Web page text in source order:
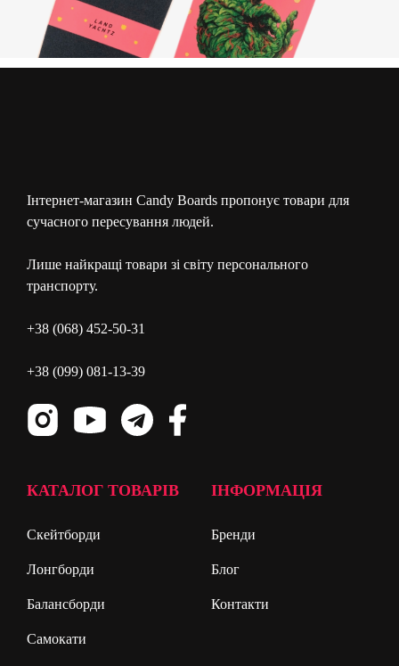
Інтернет-магазин Candy Boards пропонує товари для
сучасного пересування людей.
Лише найкращі товари зі світу персонального
транспорту.
+38 (068) 452-50-31
+38 (099) 081-13-39
КАТАЛОГ ТОВАРІВ
Скейтборди
Лонгборди
Балансборди
Самокати
ІНФОРМАЦІЯ
Бренди
Блог
Контакти